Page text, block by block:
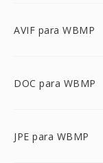
AVIF para WBMP
DOC para WBMP
JPE para WBMP